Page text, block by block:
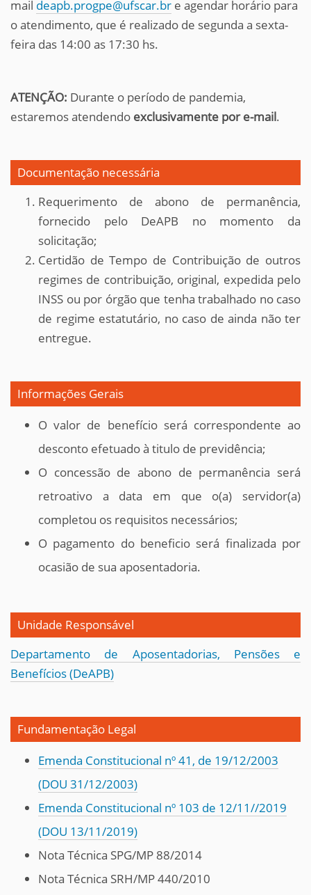
mail deapb.progpe@ufscar.br e agendar horário para
o atendimento, que é realizado de segunda a sexta-
feira das 14:00 as 17:30 hs.
ATENÇÃO: Durante o período de pandemia,
estaremos atendendo exclusivamente por e-mail.
Documentação necessária
Requerimento de abono de permanência,
fornecido pelo DeAPB no momento da
solicitação;
Certidão de Tempo de Contribuição de outros
regimes de contribuição, original, expedida pelo
INSS ou por órgão que tenha trabalhado no caso
de regime estatutário, no caso de ainda não ter
entregue.
Informações Gerais
O valor de benefício será correspondente ao
desconto efetuado à titulo de previdência;
O concessão de abono de permanência será
retroativo a data em que o(a) servidor(a)
completou os requisitos necessários;
O pagamento do beneficio será finalizada por
ocasião de sua aposentadoria.
Unidade Responsável
Departamento de Aposentadorias, Pensões e
Benefícios (DeAPB)
Fundamentação Legal
Emenda Constitucional nº 41, de 19/12/2003
(DOU 31/12/2003)
Emenda Constitucional nº 103 de 12/11//2019
(DOU 13/11/2019)
Nota Técnica SPG/MP 88/2014
Nota Técnica SRH/MP 440/2010